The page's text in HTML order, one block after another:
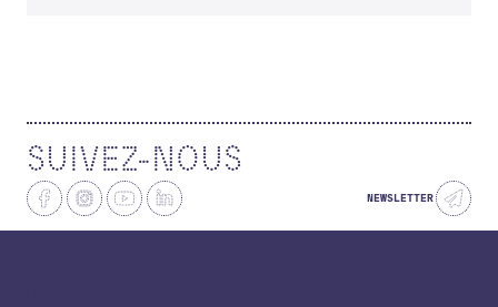
SUIVEZ-NOUS
NEWSLETTER